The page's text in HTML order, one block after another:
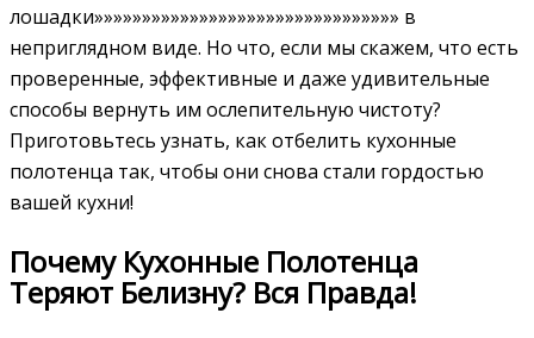
лошадки»»»»»»»»»»»»»»»»»»»»»»»»»»»»»»»» в
неприглядном виде. Но что, если мы скажем, что есть
проверенные, эффективные и даже удивительные
способы вернуть им ослепительную чистоту?
Приготовьтесь узнать, как отбелить кухонные
полотенца так, чтобы они снова стали гордостью
вашей кухни!
Почему Кухонные Полотенца
Теряют Белизну? Вся Правда!